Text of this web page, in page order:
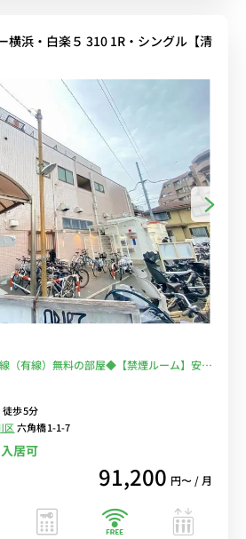
横浜・白楽５ 310 1R・シングル【清
（有線）無料の部屋◆【禁煙ルーム】安心
銀行アイスアリーナでリフレッシュ♪
歩5分
区六角橋1-1-7
居可
91,200 円〜 / 月